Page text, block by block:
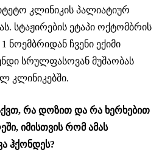
კლინიკის პალიატიურ
სტაჟირების ეტაპი ოქტომბრის
ჩვენი ექიმი
სრულფასოვან მუშაობას
კლინიკებში.
რა დოზით და რა ხერხებით
იმისთვის რომ ამას
ჰქონდეს?